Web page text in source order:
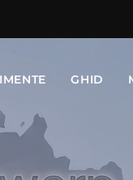
GHID